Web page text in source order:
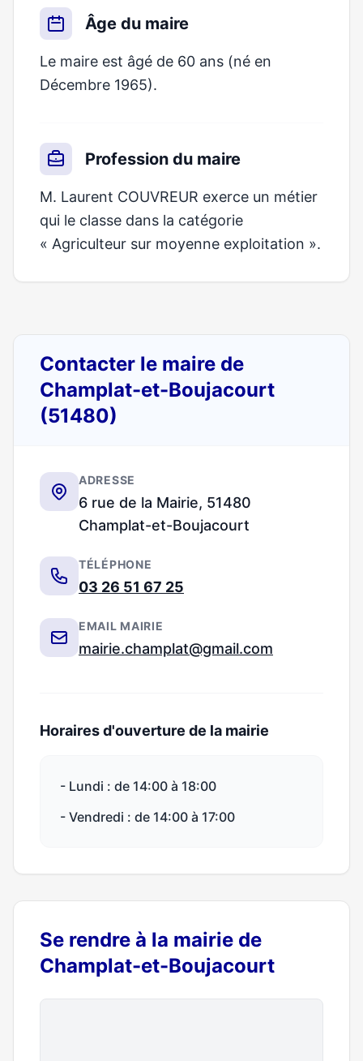
Âge du maire
Le maire est âgé de 60 ans (né en
Décembre 1965).
Profession du maire
M. Laurent COUVREUR exerce un métier
qui le classe dans la catégorie
« Agriculteur sur moyenne exploitation ».
Contacter le maire de
Champlat-et-Boujacourt
(51480)
ADRESSE
6 rue de la Mairie, 51480
Champlat-et-Boujacourt
TÉLÉPHONE
03 26 51 67 25
EMAIL MAIRIE
mairie.champlat@gmail.com
Horaires d'ouverture de la mairie
- Lundi : de 14:00 à 18:00
- Vendredi : de 14:00 à 17:00
Se rendre à la mairie de
Champlat-et-Boujacourt